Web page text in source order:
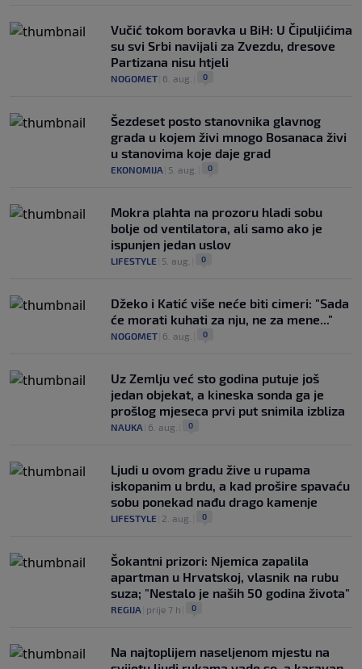
Vučić tokom boravka u BiH: U Čipuljićima
su svi Srbi navijali za Zvezdu, dresove
Partizana nisu htjeli
NOGOMET 6. aug. 0
Šezdeset posto stanovnika glavnog
grada u kojem živi mnogo Bosanaca živi
u stanovima koje daje grad
EKONOMIJA 5. aug. 0
Mokra plahta na prozoru hladi sobu
bolje od ventilatora, ali samo ako je
ispunjen jedan uslov
LIFESTYLE 5. aug. 0
Džeko i Katić više neće biti cimeri: "Sada
će morati kuhati za nju, ne za mene..."
NOGOMET 6. aug. 0
Uz Zemlju već sto godina putuje još
jedan objekat, a kineska sonda ga je
prošlog mjeseca prvi put snimila izbliza
NAUKA 6. aug. 0
Ljudi u ovom gradu žive u rupama
iskopanim u brdu, a kad prošire spavaću
sobu ponekad nađu drago kamenje
LIFESTYLE 2. aug. 0
Šokantni prizori: Njemica zapalila
apartman u Hrvatskoj, vlasnik na rubu
suza; "Nestalo je naših 50 godina života"
REGIJA prije 7 h 0
Na najtoplijem naseljenom mjestu na